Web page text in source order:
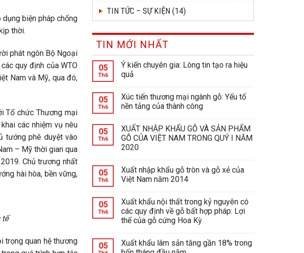
biện pháp chống
thời.
phát ngôn Bộ Ngoại
quy định của WTO
Nam và Mỹ, qua đó,
Tổ chức Thương mại
các nhiệm vụ nêu
tướng phê duyệt vào
– Mỹ thời gian qua
Chủ trương nhất
hài hòa, bền vững,
tế
trọng quan hệ thương
TIN TỨC – SỰ KIỆN (14)
TIN MỚI NHẤT
05
Th6
Ý kiến chuyên gia: Lòng tin tạo ra hiệu
quả
05
Th6
Xúc tiến thương mại ngành gỗ: Yếu tố
nền tảng của thành công
05
Th6
XUẤT NHẬP KHẨU GỖ VÀ SẢN PHẨM
GỖ CỦA VIỆT NAM TRONG QUÝ I NĂM
2020
05
Th6
Xuất nhập khẩu gỗ tròn và gỗ xẻ của
Việt Nam năm 2014
05
Th6
Xuất khẩu nội thất trong kỷ nguyên có
các quy định về gỗ bất hợp pháp: Lợi
thế của gỗ cứng Hoa Kỳ
05
Xuất khẩu lâm sản tăng gần 18% trong